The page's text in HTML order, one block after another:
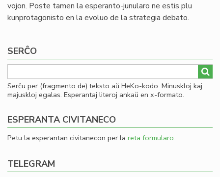
vojon. Poste tamen la esperanto-junularo ne estis plu
kunprotagonisto en la evoluo de la strategia debato.
SERĈO
Serĉu per (fragmento de) teksto aŭ HeKo-kodo. Minuskloj kaj
majuskloj egalas. Esperantaj literoj ankaŭ en x-formato.
ESPERANTA CIVITANECO
Petu la esperantan civitanecon per la reta formularo.
TELEGRAM